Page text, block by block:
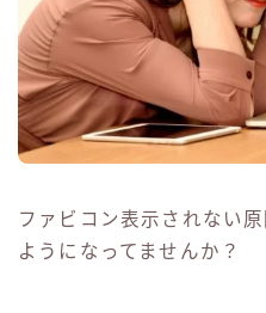
ファビコン表示されない
ようになってませんか？